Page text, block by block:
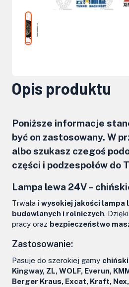
Opis produktu
Poniższe informacje
być on zastosowany. W
albo szukasz czegoś
części i podzespołów do
Lampa lewa 24V –
Trwała i wysokiej jakości lampa
budowlanych i rolniczych.
pracy oraz bezpieczeństwo
Zastosowanie:
Pasuje do szerokiej gamy
Kingway, ZL, WOLF, Everun,
Berger Kraus, Excat, Kraft,